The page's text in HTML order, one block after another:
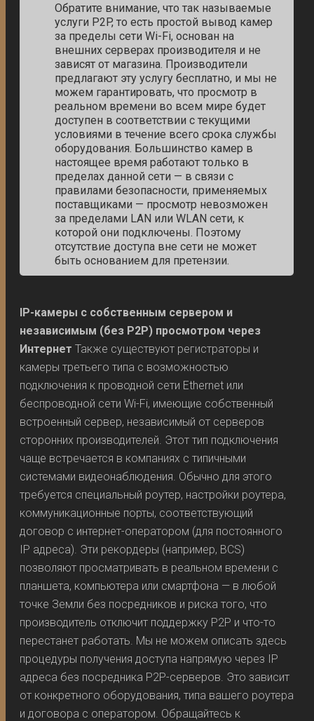
Обратите внимание, что так называемые
услуги P2P, то есть простой вывод камер
за пределы сети Wi-Fi, основан на
внешних серверах производителя и не
зависят от магазина. Производители
предлагают эту услугу бесплатно, и мы не
можем гарантировать, что просмотр в
реальном времени во всем мире будет
доступен в соответствии с текущими
условиями в течение всего срока службы
оборудования. Большинство камер в
настоящее время работают только в
пределах данной сети — в связи с
правилами безопасности, применяемых
поставщиками — просмотр невозможен
за пределами LAN или WLAN сети, к
которой они подключены. Поэтому
отсутствие доступа вне сети не может
быть основанием для претензии.
IP-камеры с собственным сервером и
независимым (без P2P) просмотром через
Интернет Также существуют регистраторы и
камеры третьего типа с возможностью
подключения к проводной сети Ethernet или
беспроводной сети Wi-Fi, имеющие собственный
встроенный сервер, независимый от серверов
сторонних производителей. Этот тип подключения
чаще встречается в компаниях с типичными
системами видеонаблюдения. Обычно для этого
требуется специальный роутер, настройки роутера,
коммуникационные порты, соответствующий
договор с интернет-оператором (для постоянного
IP адреса). Эти рекордеры (например, BCS)
позволяют просматривать в реальном времени с
планшета, компьютера или смартфона — в любой
точке Земли без посредников и риска того, что
производитель отключит поддержку P2P и что-то
перестанет работать. Мы не можем описать здесь
процедуры получения доступа напрямую через IP
адреса без посредника P2P-серверов. Это зависит
от конкретного оборудования, типа вашего роутера
и договора с оператором. Обращайтесь к